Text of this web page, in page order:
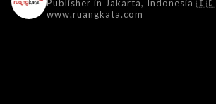
Publisher in Jakarta, Indonesia 🇮🇩
www.ruangkata.com